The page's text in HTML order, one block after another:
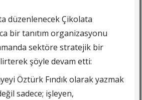
düzenlenecek Çikolata
bir tanıtım organizasyonu
sektöre stratejik bir
şöyle devam etti:
Öztürk Fındık olarak yazmak
sadece; işleyen,